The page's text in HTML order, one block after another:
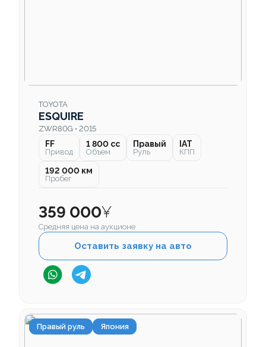
TOYOTA
ESQUIRE
ZWR80G • 2015
FF
Привод
1 800 cc
Объем
Правый
Руль
IAT
КПП
192 000 км
Пробег
359 000¥
Средняя цена на аукционе
Оставить заявку на авто
Правый руль Япония